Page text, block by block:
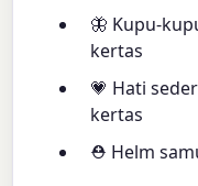
🦋 Kupu-
kertas
💗 Hati
kertas
⛑ Helm